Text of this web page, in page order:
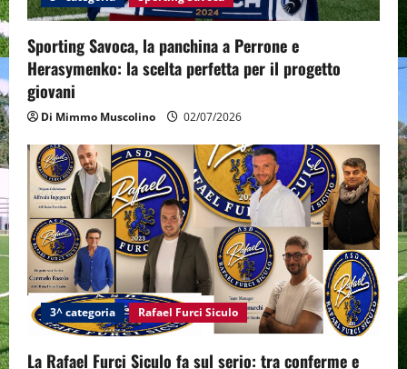
Sporting Savoca, la panchina a Perrone e
Herasymenko: la scelta perfetta per il progetto
giovani
Di Mimmo Muscolino 02/07/2026
3^ categoria Rafael Furci Siculo
La Rafael Furci Siculo fa sul serio: tra conferme e